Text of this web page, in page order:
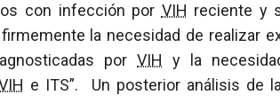
con infección por VIH reciente y
la necesidad de realizar
por VIH y la
e ITS”. Un posterior análisis de